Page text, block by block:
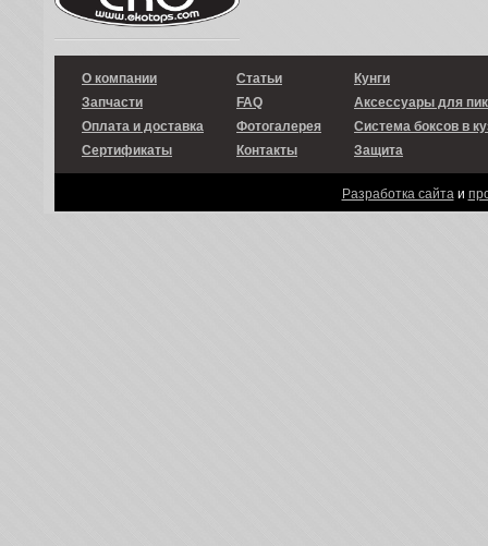
О компании
Запчасти
Оплата и доставка
Сертификаты
Статьи
FAQ
Фотогалерея
Контакты
Кунги
Аксессуары для
Система боксов в
Защита
Разработка сайтаи